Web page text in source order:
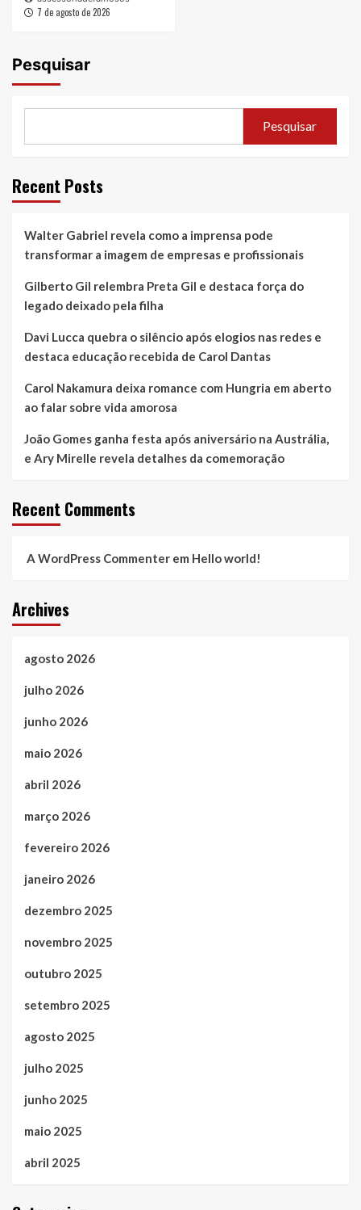
7 de agosto de 2026
Pesquisar
Pesquisar
Recent Posts
Walter Gabriel revela como a imprensa pode
transformar a imagem de empresas e profissionais
Gilberto Gil relembra Preta Gil e destaca força do
legado deixado pela filha
Davi Lucca quebra o silêncio após elogios nas redes e
destaca educação recebida de Carol Dantas
Carol Nakamura deixa romance com Hungria em aberto
ao falar sobre vida amorosa
João Gomes ganha festa após aniversário na Austrália,
e Ary Mirelle revela detalhes da comemoração
Recent Comments
A WordPress Commenter em Hello world!
Archives
agosto 2026
julho 2026
junho 2026
maio 2026
abril 2026
março 2026
fevereiro 2026
janeiro 2026
dezembro 2025
novembro 2025
outubro 2025
setembro 2025
agosto 2025
julho 2025
junho 2025
maio 2025
abril 2025